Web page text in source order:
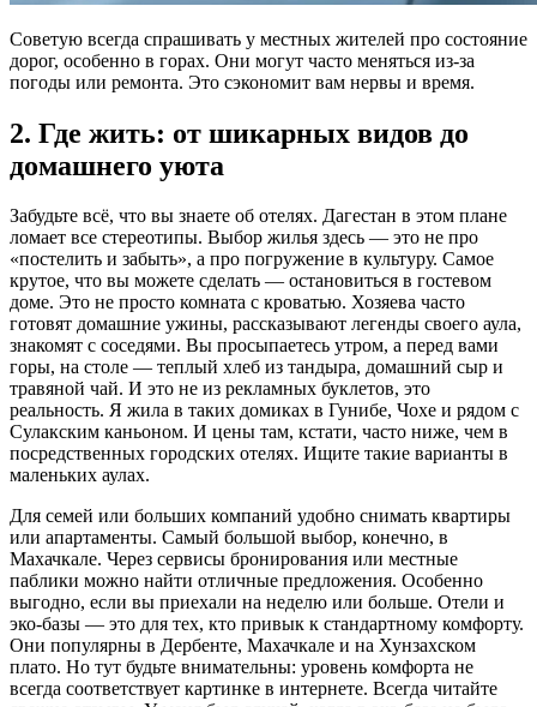
Советую всегда спрашивать у местных жителей про состояние
дорог, особенно в горах. Они могут часто меняться из-за
погоды или ремонта. Это сэкономит вам нервы и время.
2. Где жить: от шикарных видов до
домашнего уюта
Забудьте всё, что вы знаете об отелях. Дагестан в этом плане
ломает все стереотипы. Выбор жилья здесь — это не про
«постелить и забыть», а про погружение в культуру. Самое
крутое, что вы можете сделать — остановиться в гостевом
доме. Это не просто комната с кроватью. Хозяева часто
готовят домашние ужины, рассказывают легенды своего аула,
знакомят с соседями. Вы просыпаетесь утром, а перед вами
горы, на столе — теплый хлеб из тандыра, домашний сыр и
травяной чай. И это не из рекламных буклетов, это
реальность. Я жила в таких домиках в Гунибе, Чохе и рядом с
Сулакским каньоном. И цены там, кстати, часто ниже, чем в
посредственных городских отелях. Ищите такие варианты в
маленьких аулах.
Для семей или больших компаний удобно снимать квартиры
или апартаменты. Самый большой выбор, конечно, в
Махачкале. Через сервисы бронирования или местные
паблики можно найти отличные предложения. Особенно
выгодно, если вы приехали на неделю или больше. Отели и
эко-базы — это для тех, кто привык к стандартному комфорту.
Они популярны в Дербенте, Махачкале и на Хунзахском
плато. Но тут будьте внимательны: уровень комфорта не
всегда соответствует картинке в интернете. Всегда читайте